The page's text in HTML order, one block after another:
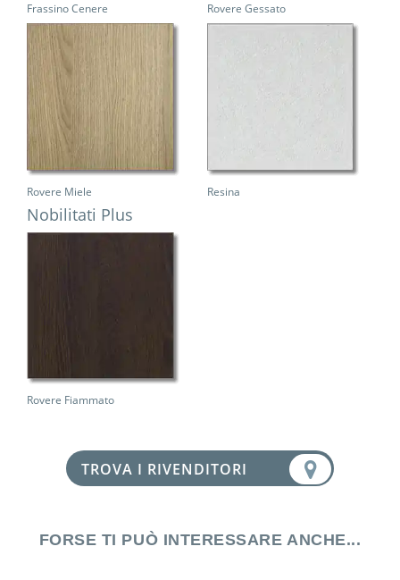
Frassino Cenere Rovere Gessato
Rovere Miele Resina
Nobilitati Plus
Rovere Fiammato
TROVA I RIVENDITORI
FORSE TI PUÒ INTERESSARE ANCHE...